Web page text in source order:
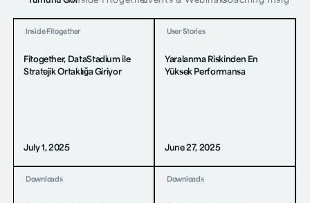
Inside Fitogether
Fitogether, DataStadium ile
Stratejik Ortaklığa Giriyor
July 1, 2025
User Stories
Yaralanma Riskinden En
Yüksek Performansa
June 27, 2025
Downloads Downloads